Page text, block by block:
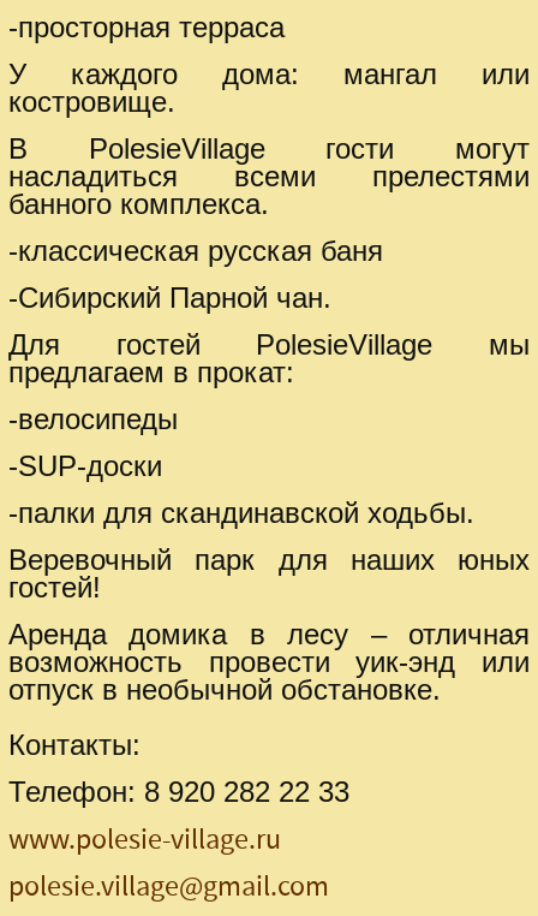
-просторная терраса
У каждого дома: мангал или
костровище.
В PolesieVillage гости могут
насладиться всеми прелестями
банного комплекса.
-классическая русская баня
-Сибирский Парной чан.
Для гостей PolesieVillage мы
предлагаем в прокат:
-велосипеды
-SUP-доски
-палки для скандинавской ходьбы.
Веревочный парк для наших юных
гостей!
Аренда домика в лесу – отличная
возможность провести уик-энд или
отпуск в необычной обстановке.
Контакты:
Телефон: 8 920 282 22 33
www.polesie-village.ru
polesie.village@gmail.com